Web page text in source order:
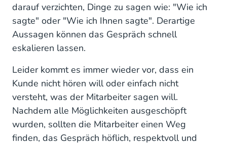
darauf verzichten, Dinge zu sagen wie: "Wie ich
sagte" oder "Wie ich Ihnen sagte". Derartige
Aussagen können das Gespräch schnell
eskalieren lassen.
Leider kommt es immer wieder vor, dass ein
Kunde nicht hören will oder einfach nicht
versteht, was der Mitarbeiter sagen will.
Nachdem alle Möglichkeiten ausgeschöpft
wurden, sollten die Mitarbeiter einen Weg
finden, das Gespräch höflich, respektvoll und